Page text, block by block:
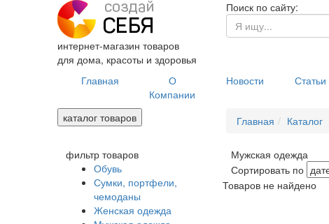
интернет-магазин товаров
для дома, красоты и здоровья
Поиск по сайту:
Главная
О
Компании
Новости Статьи
каталог товаров Главная Каталог
фильтр товаров
Обувь
Сумки, портфели,
чемоданы
Женская одежда
Мужская одежда
Сортировать по
Товаров не найдено